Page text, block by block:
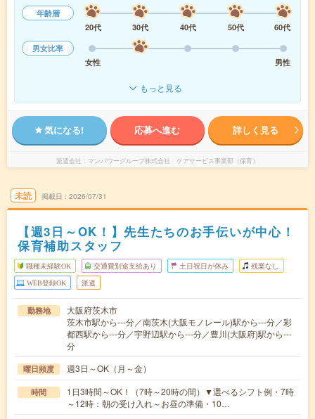
年齢層
20代
30代 40代 50代
60代
男女比率
女性
男性
もっと見る
気になる! 応募へ進む 詳しく見る
派遣会社 マンパワーグループ株式会社 ケアサービス事業部（保育）
未読 掲載日 2026/07/31
【週3日～OK！】先生たちのお手伝いが中心！
保育補助スタッフ
職種未経験OK 交通費別途支給あり 土日祝日が休み 残業なし
WEB登録OK 派遣
勤務地
大阪府茨木市
茨木市駅から---分／南茨木(大阪モノレール)駅から---分／彩
都西駅から---分／宇野辺駅から---分／豊川(大阪府)駅から---
分
曜日頻度 週3日～OK（月～金）
時間
1日3時間～OK！（7時～20時の間）▼選べるシフト例・7時
～12時：朝の受け入れ～お昼の準備・10…